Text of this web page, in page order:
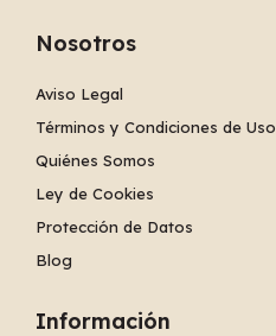
Nosotros
Aviso Legal
Términos y Condiciones de Uso
Quiénes Somos
Ley de Cookies
Protección de Datos
Blog
Información